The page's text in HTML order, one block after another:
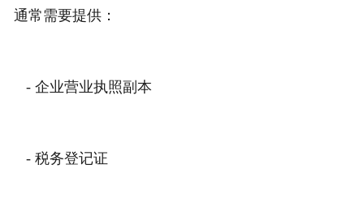
通常需要提供：
- 企业营业执照副本
- 税务登记证